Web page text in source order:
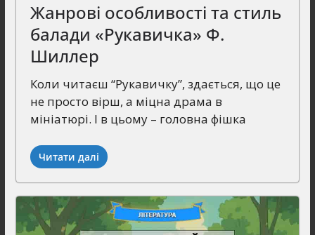
Жанрові особливості та стиль
балади «Рукавичка» Ф.
Шиллер
Коли читаєш “Рукавичку”, здається, що це
не просто вірш, а міцна драма в
мініатюрі. І в цьому – головна фішка
Читати далі